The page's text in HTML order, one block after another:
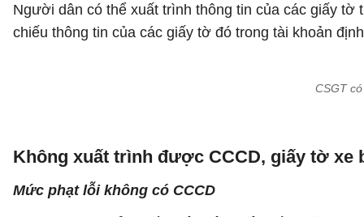
Người dân có thể xuất trình thông tin của các giấy
chiếu thông tin của các giấy tờ đó trong tài khoản
CSGT
Không xuất trình được CCCD, giấy tờ xe
Mức phạt lỗi không có CCCD